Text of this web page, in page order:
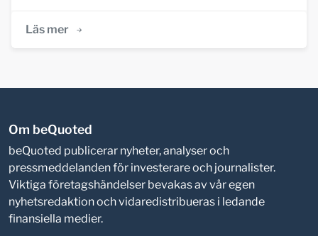
Läs mer
Om beQuoted
beQuoted publicerar nyheter, analyser och
pressmeddelanden för investerare och journalister.
Viktiga företagshändelser bevakas av vår egen
nyhetsredaktion och vidaredistribueras i ledande
finansiella medier.